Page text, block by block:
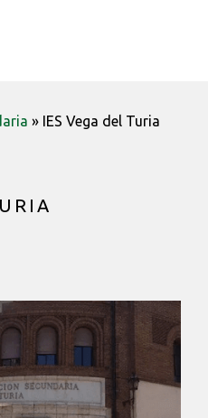
» IES Vega del Turia